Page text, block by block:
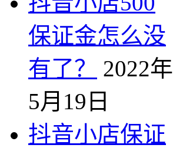
保证金怎么没
有了？
2022年
5月19日
抖音小店保证